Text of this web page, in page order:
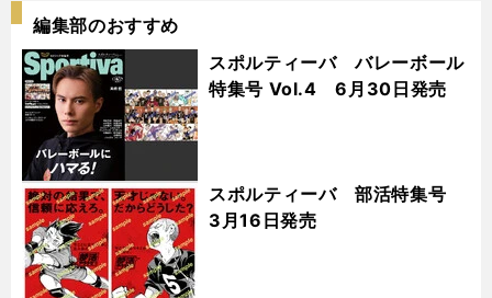
編集部のおすすめ
スポルティーバ バレーボール
特集号 Vol.4 6月30日発売
スポルティーバ 部活特集号
3月16日発売